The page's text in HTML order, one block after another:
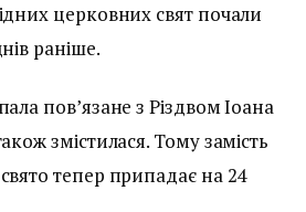
церковних свят почали
раніше.
пов’язане з Різдвом Іоана
змістилася. Тому замість
тепер припадає на 24